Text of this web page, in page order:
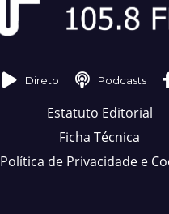
Direto Podcasts
Estatuto Editorial
Ficha Técnica
Política de Privacidade e